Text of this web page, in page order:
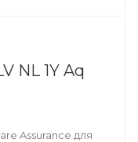
NL 1Y Aq
Assurance для